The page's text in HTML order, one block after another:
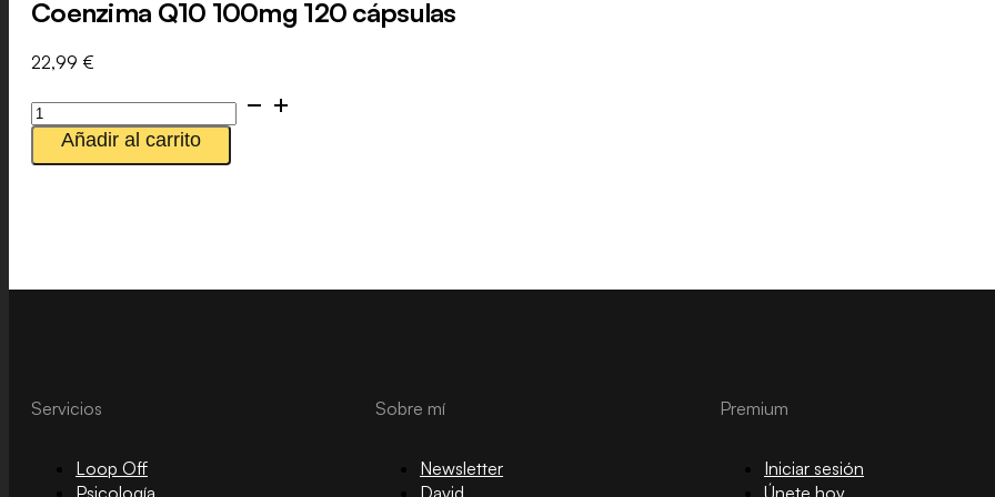
Coenzima Q10 100mg 120 cápsulas
22,99 €
Coenzima
Q10
100mg
Añadir al carrito
Servicios
Loop Off
Psicología
Sobre mí
Newsletter
David
Premium
Iniciar sesión
Únete hoy